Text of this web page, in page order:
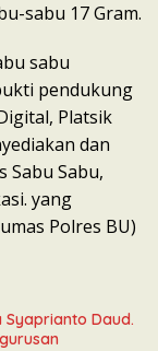
sabu 17 Gram.
sabu
pendukung
Platsik
dan
Sabu Sabu,
yang
Polres BU)
Syaprianto Daud.